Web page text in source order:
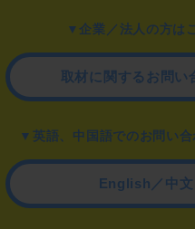
▼企業／法人の方は
取材に関するお問い
▼英語、中国語でのお問い合
English／中文